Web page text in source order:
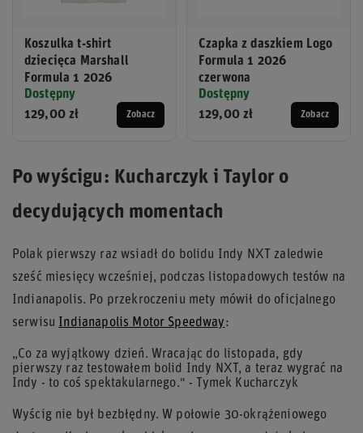
Koszulka t-shirt
dziecięca Marshall
Formula 1 2026
Dostępny
129,00 zł
Zobacz
Czapka z daszkiem Logo
Formula 1 2026
czerwona
Dostępny
129,00 zł
Zobacz
Po wyścigu: Kucharczyk i Taylor o
decydujących momentach
Polak pierwszy raz wsiadł do bolidu Indy NXT zaledwie
sześć miesięcy wcześniej, podczas listopadowych testów na
Indianapolis. Po przekroczeniu mety mówił do oficjalnego
serwisu Indianapolis Motor Speedway:
„Co za wyjątkowy dzień. Wracając do listopada, gdy
pierwszy raz testowałem bolid Indy NXT, a teraz wygrać na
Indy - to coś spektakularnego." - Tymek Kucharczyk
Wyścig nie był bezbłędny. W połowie 30-okrążeniowego